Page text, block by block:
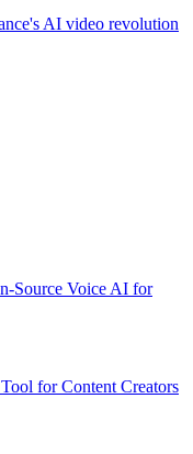
AI video revolution
Source Voice AI for
for Content Creators